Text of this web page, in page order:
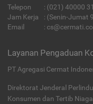
Telepon : (021) 40000
Jam Kerja
: (Senin-Jumat
Email
:
Layanan Pengaduan
PT Agregasi Cermat
Direktorat Jenderal
Konsumen dan Tertib Niaga